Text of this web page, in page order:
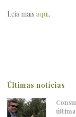
Leia mais aqui.
Últimas notícias